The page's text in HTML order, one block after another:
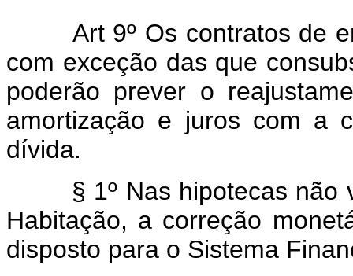
Art 9º Os contratos de
com exceção das que
poderão prever o
amortização e juros com a
dívida.
§ 1º Nas hipotecas não
Habitação, a correção
disposto para o Sistema